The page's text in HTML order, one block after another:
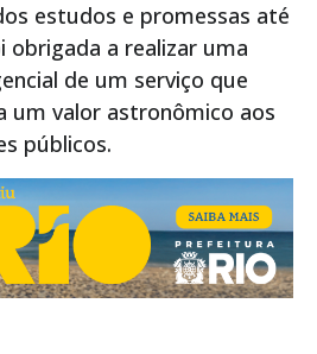
estudos e promessas até
a realizar uma
de um serviço que
um valor astronômico aos
públicos.